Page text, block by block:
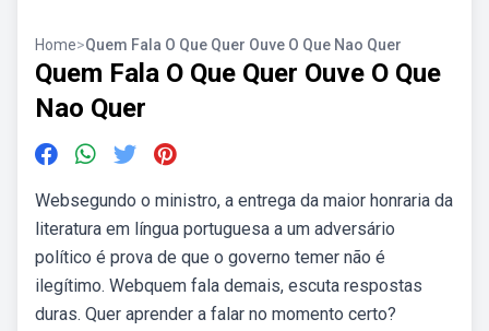
Home>Quem Fala O Que Quer Ouve O Que Nao Quer
Quem Fala O Que Quer Ouve O Que
Nao Quer
Websegundo o ministro, a entrega da maior honraria da
literatura em língua portuguesa a um adversário
político é prova de que o governo temer não é
ilegítimo. Webquem fala demais, escuta respostas
duras. Quer aprender a falar no momento certo?